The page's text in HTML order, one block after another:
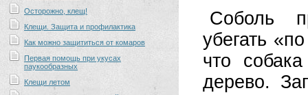
Осторожно, клещ!
Клещи. Защита и профилактика
Как можно защититься от комаров
Первая помощь при укусах
паукообразных
Клещи летом
Соболь
убегать
что
дерево.